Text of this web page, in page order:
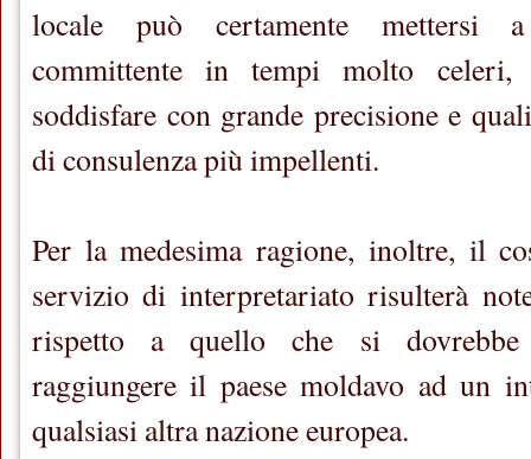
locale può certamente mettersi
committente in tempi molto
soddisfare con grande precisione e
di consulenza più impellenti.
Per la medesima ragione, inoltre, il
servizio di interpretariato risulterà
rispetto a quello che si dovrebbe
raggiungere il paese moldavo ad un
qualsiasi altra nazione europea.